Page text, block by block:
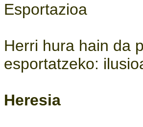
Esportazioa
Herri hura hain da
esportatzeko:
Heresia